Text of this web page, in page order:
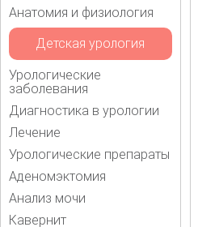
Анатомия и физиология
Детская урология
Урологические
заболевания
Диагностика в урологии
Лечение
Урологические препараты
Аденомэктомия
Анализ мочи
Кавернит